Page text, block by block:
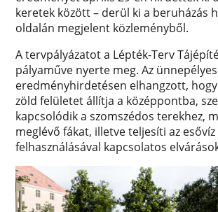
keretek között – derül ki a beruházás
oldalán megjelent közleményből.
A tervpályázatot a Lépték-Terv
pályaműve nyerte meg. Az ünnepélyes
eredményhirdetésen elhangzott,
zöld felületet állítja a középpontba,
kapcsolódik a szomszédos terekhez,
meglévő fákat, illetve teljesíti az
felhasználásával kapcsolatos